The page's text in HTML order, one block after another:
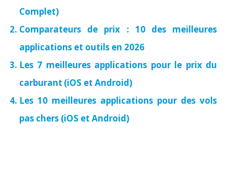
Complet)
Comparateurs de prix : 10 des meilleures
applications et outils en 2026
Les 7 meilleures applications pour le prix du
carburant (iOS et Android)
Les 10 meilleures applications pour des vols
pas chers (iOS et Android)